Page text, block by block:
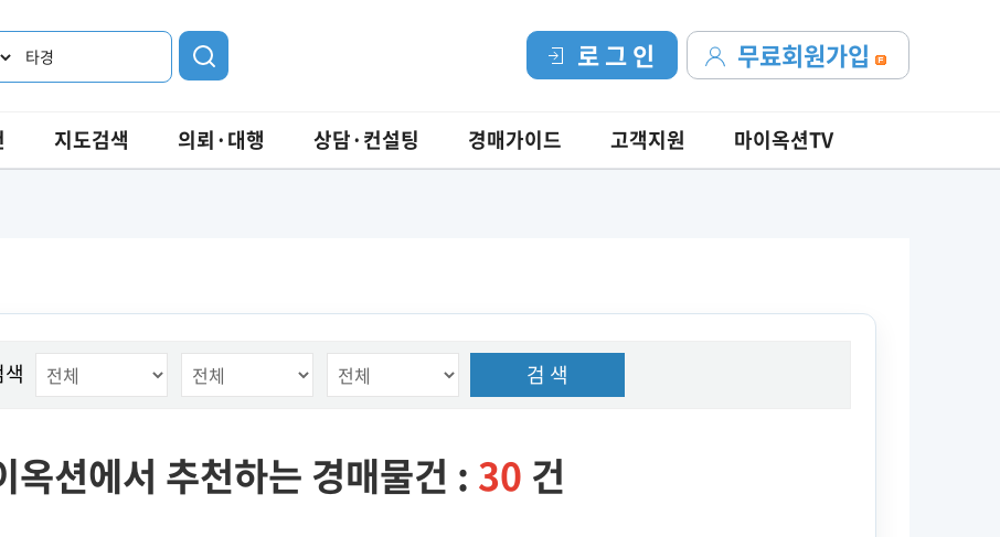
타경 무료회원가입
로 그 인
지도검색 의뢰·대행 상담·컨설팅 경매가이드 고객지원 마이옥션TV
검 색
옥션에서 추천하는 경매물건 : 30 건